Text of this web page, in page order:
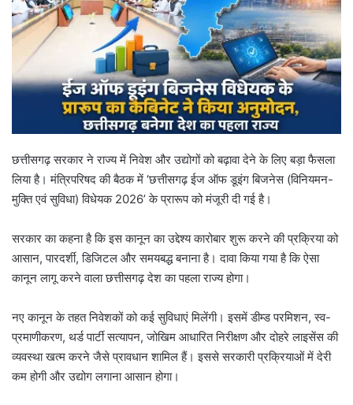
n
e
m
a
i
l
छत्तीसगढ़ सरकार ने राज्य में निवेश और उद्योगों को बढ़ावा देने के लिए बड़ा फैसला
लिया है। मंत्रिपरिषद की बैठक में ‘छत्तीसगढ़ ईज ऑफ डूइंग बिजनेस (विनियमन-
मुक्ति एवं सुविधा) विधेयक 2026’ के प्रारूप को मंजूरी दी गई है।
सरकार का कहना है कि इस कानून का उद्देश्य कारोबार शुरू करने की प्रक्रिया को
आसान, पारदर्शी, डिजिटल और समयबद्ध बनाना है। दावा किया गया है कि ऐसा
कानून लागू करने वाला छत्तीसगढ़ देश का पहला राज्य होगा।
नए कानून के तहत निवेशकों को कई सुविधाएं मिलेंगी। इसमें डीम्ड परमिशन, स्व-
प्रमाणीकरण, थर्ड पार्टी सत्यापन, जोखिम आधारित निरीक्षण और दोहरे लाइसेंस की
व्यवस्था खत्म करने जैसे प्रावधान शामिल हैं। इससे सरकारी प्रक्रियाओं में देरी
कम होगी और उद्योग लगाना आसान होगा।